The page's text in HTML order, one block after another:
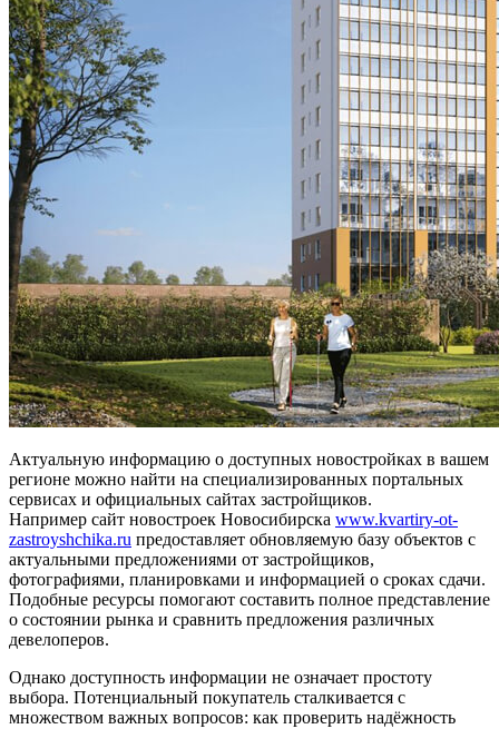
Актуальную информацию о доступных новостройках в вашем
регионе можно найти на специализированных портальных
сервисах и официальных сайтах застройщиков.
Например сайт новостроек Новосибирска www.kvartiry-ot-
zastroyshchika.ru предоставляет обновляемую базу объектов с
актуальными предложениями от застройщиков,
фотографиями, планировками и информацией о сроках сдачи.
Подобные ресурсы помогают составить полное представление
о состоянии рынка и сравнить предложения различных
девелоперов.
Однако доступность информации не означает простоту
выбора. Потенциальный покупатель сталкивается с
множеством важных вопросов: как проверить надёжность